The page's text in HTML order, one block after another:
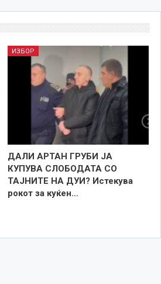
ИЗБОР
ДАЛИ АРТАН ГРУБИ ЈА
КУПУВА СЛОБОДАТА СО
ТАЈНИТЕ НА ДУИ? Истекува
рокот за куќен…